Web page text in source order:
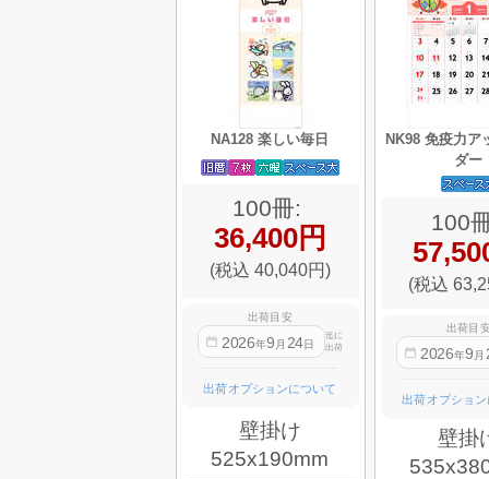
NA128 楽しい毎日
100冊:
36,400円
(税込 40,040円)
出荷目安
2026年9 月 24日
迄に
出荷
出荷オプションについて
壁掛け
525x190mm
NK98 免疫力ア
ダー
100
(税込
出荷目
2026年9 月
出荷オプショ
壁掛